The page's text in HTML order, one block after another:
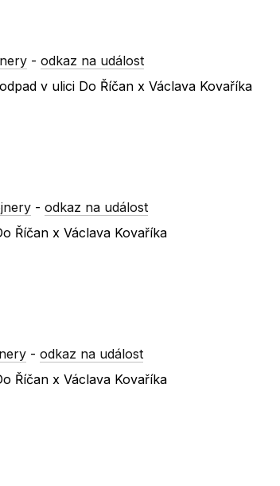
-odkaz na událost
v ulici Do Říčan x Václava Kovaříka
-odkaz na událost
Říčan x Václava Kovaříka
-odkaz na událost
Říčan x Václava Kovaříka